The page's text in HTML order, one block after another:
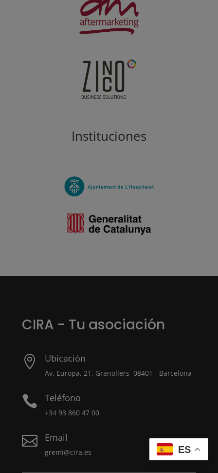
Instituciones
CIRA - Tu asociación
 Ubicación
Av. Europa, 21, Granollers 08401 - Barcelona
 Teléfono
+34 93 860 47 00
 Email
gremi@cira.es ES